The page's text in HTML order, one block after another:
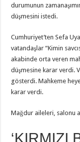
durumunun
düşmesini istedi.
Cumhuriyet’ten Sefa
vatandaşlar “Kimin
akabinde orta veren
düşmesine karar verdi.
gösterdi. Mahkeme
karar verdi.
Mağdur aileleri, salonu
‘KIRMIZI